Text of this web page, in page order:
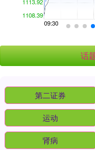
话
第二证券
运动
肾病